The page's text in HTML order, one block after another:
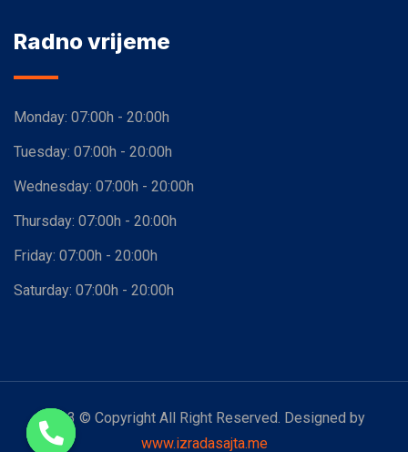
Radno vrijeme
Monday: 07:00h - 20:00h
Tuesday: 07:00h - 20:00h
Wednesday: 07:00h - 20:00h
Thursday: 07:00h - 20:00h
Friday: 07:00h - 20:00h
Saturday: 07:00h - 20:00h
2023 © Copyright All Right Reserved. Designed by
www.izradasajta.me